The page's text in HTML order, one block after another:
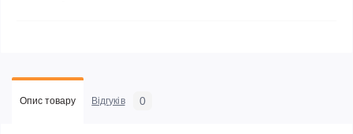
Опис товару Відгуків 0